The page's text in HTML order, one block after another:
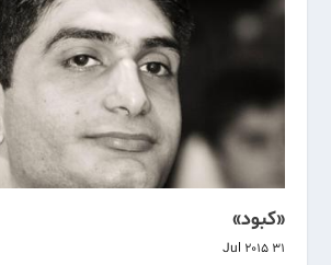
«کبود»
31 Jul 2015